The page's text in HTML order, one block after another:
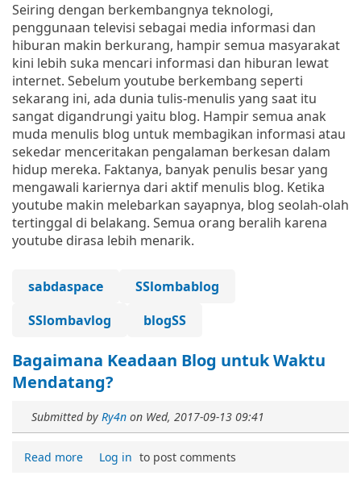
Seiring dengan berkembangnya teknologi,
penggunaan televisi sebagai media informasi dan
hiburan makin berkurang, hampir semua masyarakat
kini lebih suka mencari informasi dan hiburan lewat
internet. Sebelum youtube berkembang seperti
sekarang ini, ada dunia tulis-menulis yang saat itu
sangat digandrungi yaitu blog. Hampir semua anak
muda menulis blog untuk membagikan informasi atau
sekedar menceritakan pengalaman berkesan dalam
hidup mereka. Faktanya, banyak penulis besar yang
mengawali kariernya dari aktif menulis blog. Ketika
youtube makin melebarkan sayapnya, blog seolah-olah
tertinggal di belakang. Semua orang beralih karena
youtube dirasa lebih menarik.
sabdaspace
SSlombablog
SSlombavlog
blogSS
Bagaimana Keadaan Blog untuk Waktu
Mendatang?
Submitted by Ry4n on Wed, 2017-09-13 09:41
Read more Log in to post comments